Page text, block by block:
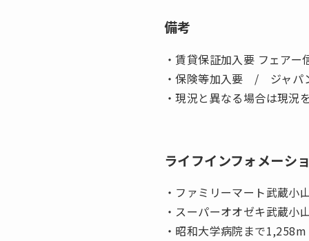
備考
・賃貸保証加入要 フェア
・保険等加入要 / ジャ
・現況と異なる場合は現況
ライフインフォメーシ
・ファミリーマート武蔵小
・スーパーオオゼキ武蔵小
・昭和大学病院まで1,258m